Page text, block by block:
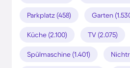
Parkplatz (458) Garten
Küche (2.100) TV (2.075)
Spülmaschine (1.401)